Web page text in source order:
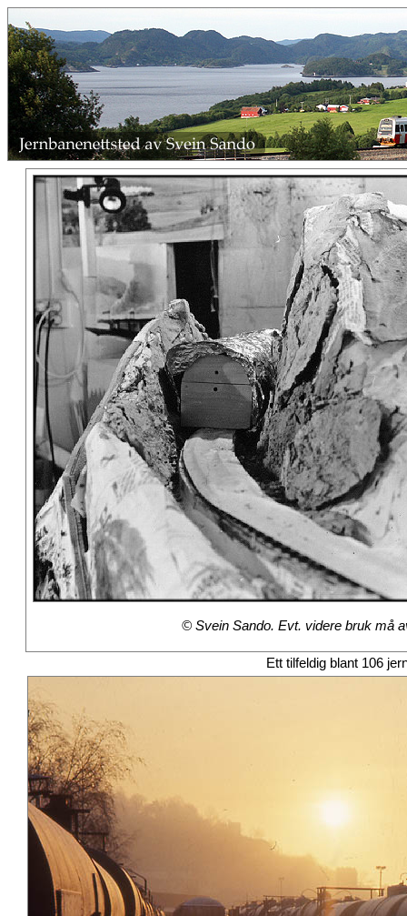
© Svein Sando. Evt. videre bruk må
Ett tilfeldig blant 106